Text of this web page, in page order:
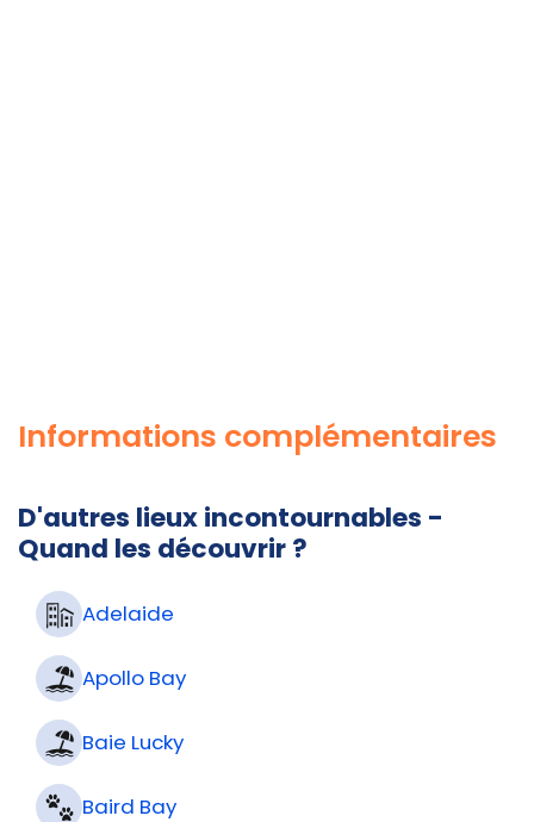
Informations complémentaires
D'autres lieux incontournables -
Quand les découvrir ?
Adelaide
Apollo Bay
Baie Lucky
Baird Bay